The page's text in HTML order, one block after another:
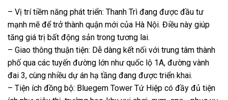
– Vị trí tiềm năng phát triển: Thanh Trì đang được đầu tư
mạnh mẽ để trở thành quận mới của Hà Nội. Điều này giúp
tăng giá trị bất động sản trong tương lai.
– Giao thông thuận tiện: Dễ dàng kết nối với trung tâm thành
phố qua các tuyến đường lớn như quốc lộ 1A, đường vành
đai 3, cùng nhiều dự án hạ tầng đang được triển khai.
– Tiện ích đồng bộ: Bluegem Tower Tứ Hiệp có đầy đủ tiện